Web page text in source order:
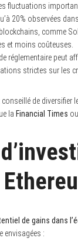
fluctuations
20% observées
comme
et moins coûteuses.
réglementaire peut
strictes sur les
de
la Financial Times ou
de gains dans
envisagées :